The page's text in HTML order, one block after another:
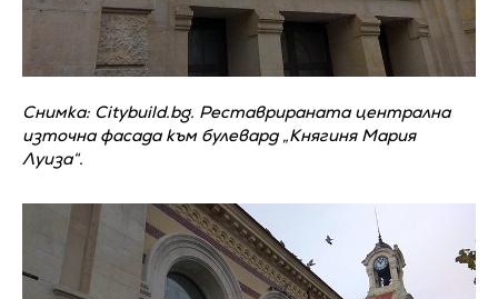
Снимка: Citybuild.bg. Реставрираната централна
източна фасада към булевард „Княгиня Мария
Луиза“.